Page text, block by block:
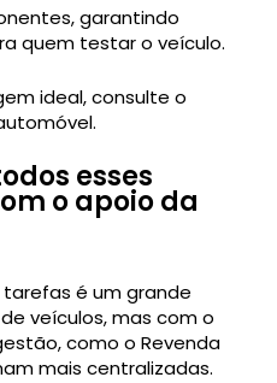
garantindo
quem testar o veículo.
ideal, consulte o
esses
o apoio da
é um grande
veículos, mas com o
como o Revenda
mais centralizadas.